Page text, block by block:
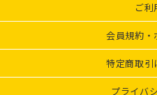
ご利
会員規約・
特定商取引
プライバ